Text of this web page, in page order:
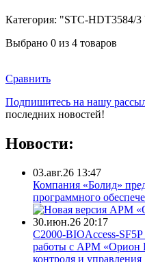
Категория: "STC-HDT3584/
Выбрано 0 из 4 товаров
Сравнить
Подпишитесь на нашу
последних новостей!
Новости:
03.авг.26 13:47
Компания «Болид»
программного
30.июн.26 20:17
С2000-BIOAccess-SF5P
работы с АРМ «Орион
контроля и